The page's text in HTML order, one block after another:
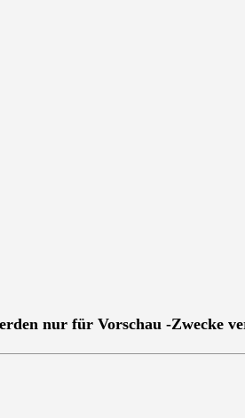
nur für Vorschau -Zwecke